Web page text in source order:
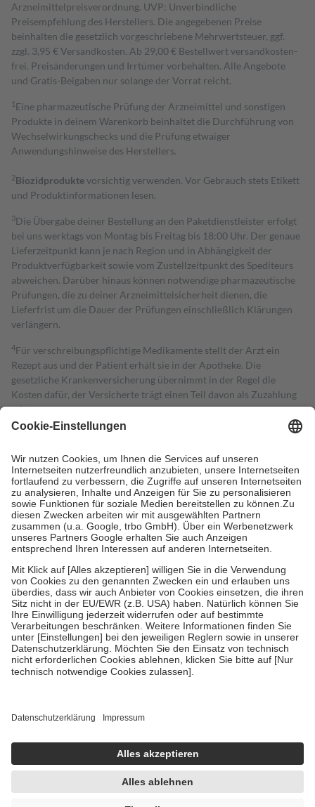
Arzneimittelpreisverordnung. UVP: Unverbindliche
Preisempfehlung des Herstellers. Die angegebenen Preise
beinhalten die gesetzlich vorgeschriebene Mehrwertsteuer, ggf.
zzgl. 3,95 € Versandkosten. Ab 29,00 € Bestell­wert versand­kosten­
frei. Preisänderungen und Irrtümer vorbehalten. Alle Angebote
und Gratis-Beigaben nur solange der Vorrat reicht.
1 Eine pharmazeutische Prüfung der Arzneimittel und sonstigen
Produkte in deinem Warenkorb beinhaltet die Durchführung von
Wechselwirkungschecks und die Prüfung etwaiger
Anwendungshinweise des Herstellers.
2Biozidproduktevorsichtig verwenden. Vor Gebrauch stets Etikett
und Produktinformationen lesen.
3Die Übergabe deiner Bestellung an den Paketdienstleister erfolgt
bei uns werktags von Montag bis Freitag bis 18:00 Uhr. Der genaue
Lieferzeitpunkt kann je nach Region und in Abhängigkeit der
Produktverfügbarkeit sowie vom Zustellzeitpunkt des Spediteurs
abweichen. Darüber hinaus können notwendige pharmazeutische
Prüfungen, die zu deiner Arzneimittelsicherheit dienen, die
Lieferfrist um die Dauer der Prüfungen einschließlich Klärungen
verlängern.
4Für verschreibungspflichtige Medikamente stellt der Arzt ein
Rezept aus und der Patient erhält sie in der Apotheke. Die
gesetzliche Krankenversicherung übernimmt in der Regel die
Kosten dafür, der Versicherte trägt einen Teil davon als Zuzahlung
mit.
Grundsätzlich leisten Mitglieder Zuzahlungen in Höhe von zehn
höchstens zehn Euro.
Es sind jedoch nie mehr als die tatsächlichen
Kosten der Leistung zu entrichten.
Diese Regeln gelten grundsätzlich auch für Online-Apotheken.
Bei Heilmitteln und häuslicher Krankenpflege beträgt die
Zuzahlung zehn Prozent der Kosten sowie zehn Euro je
Verordnung.
Um das Engagement der Versicherten für ihre eigene Gesundheit zu
stärken und die besondere Stellung der Familie zu unterstützen,
fallenkeine Zuzahlungenan bei:
• Kindern und Jugendlichen bis zum vollendeten 18. Lebensjahr
mit Ausnahme der Fahrkosten
• Untersuchungen zur Vorsorge und Früherkennung, die von der
GKV getragen werden
• empfohlenen Schutzimpfungen
• Harn- und Blutteststreifen
getroffen, um sicherzustellen, dass es sich um echte Bewertungen
https://help.etrusted.com/hc/de/articles/4419944605341
Einige Bilder und Inhalte wurden unter Zuhilfenahme künstlicher